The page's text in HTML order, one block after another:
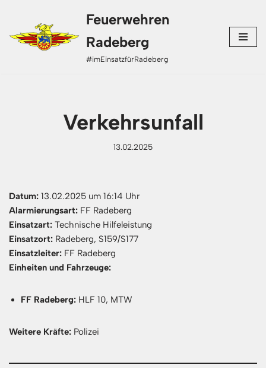
Zum
Inhalt
Feuerwehren
Radeberg
#imEinsatzfürRadeberg
Verkehrsunfall
13.02.2025
Datum: 13.02.2025 um 16:14 Uhr
Alarmierungsart: FF Radeberg
Einsatzart: Technische Hilfeleistung
Einsatzort: Radeberg, S159/S177
Einsatzleiter: FF Radeberg
Einheiten und Fahrzeuge:
FF Radeberg: HLF 10, MTW
Weitere Kräfte: Polizei